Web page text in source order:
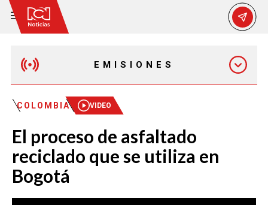
EMISIONES
MAÑANA EXPRESS
EMISIÓN 12:30 PM
COLOMBIA VIDEO
El proceso de asfaltado
reciclado que se utiliza en
Bogotá